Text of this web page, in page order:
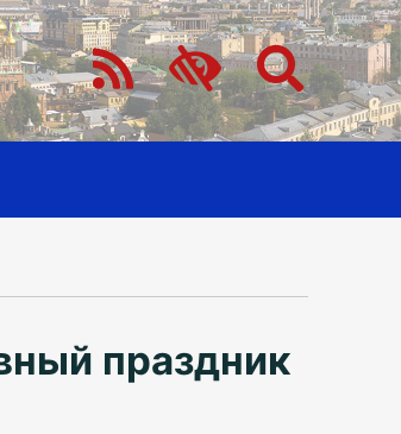
праздник